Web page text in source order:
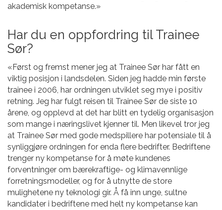
akademisk kompetanse.»
Har du en oppfordring til Trainee
Sør?
«Først og fremst mener jeg at Trainee Sør har fått en
viktig posisjon i landsdelen. Siden jeg hadde min første
trainee i 2006, har ordningen utviklet seg mye i positiv
retning. Jeg har fulgt reisen til Trainee Sør de siste 10
årene, og opplevd at det har blitt en tydelig organisasjon
som mange i næringslivet kjenner til. Men likevel tror jeg
at Trainee Sør med gode medspillere har potensiale til å
synliggjøre ordningen for enda flere bedrifter. Bedriftene
trenger ny kompetanse for å møte kundenes
forventninger om bærekraftige- og klimavennlige
forretningsmodeller, og for å utnytte de store
mulighetene ny teknologi gir. Å få inn unge, sultne
kandidater i bedriftene med helt ny kompetanse kan